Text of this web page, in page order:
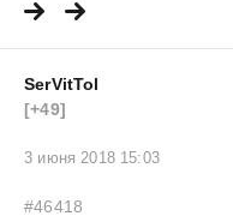
SerVitTol
[+49]
3 июня 2018 15:03
#46418